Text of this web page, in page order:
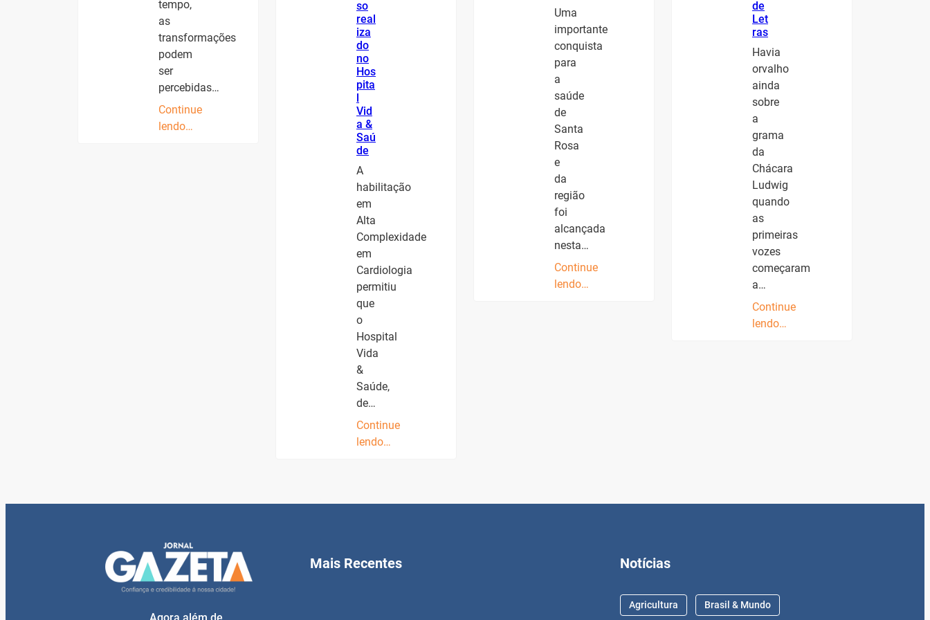
tempo,
as
transformações
podem
ser
percebidas…
Continue
lendo…
so
real
iza
do
no
Hos
pita
Vid
a &
Saú
de
A
habilitação
em
Alta
Complexidade
em
Cardiologia
permitiu
que
o
Hospital
Vida
&
Saúde,
de…
Continue
lendo…
Uma
importante
conquista
para
a
saúde
de
Santa
Rosa
e
da
região
foi
alcançada
nesta…
Continue
lendo…
de
Let
ras
Havia
orvalho
ainda
sobre
a
grama
da
Chácara
Ludwig
quando
as
primeiras
vozes
começaram
a…
Continue
lendo…
Mais Recentes Notícias
Agricultura Brasil & Mundo